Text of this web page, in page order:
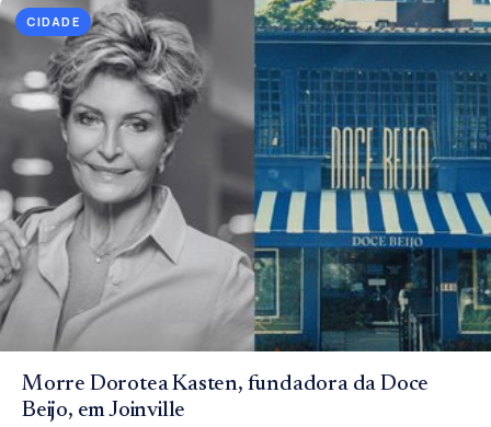
CIDADE
Morre Dorotea Kasten, fundadora da Doce
Beijo, em Joinville